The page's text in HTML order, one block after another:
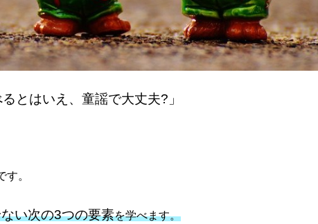
とはいえ、童謡で大丈夫?」
。
い次の3つの要素を学べます。